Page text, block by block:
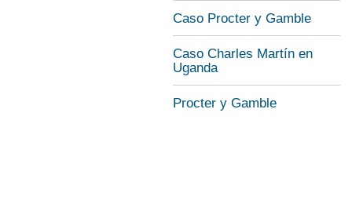
Caso Procter y Gamble
Caso Charles Martín en
Uganda
Procter y Gamble